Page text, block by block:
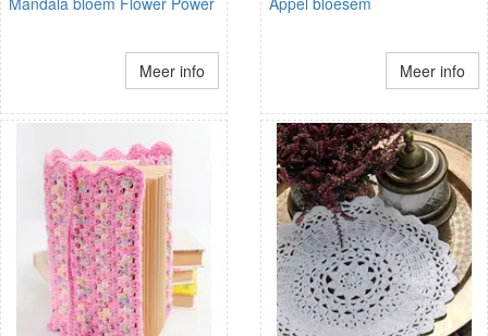
Meer info Meer info